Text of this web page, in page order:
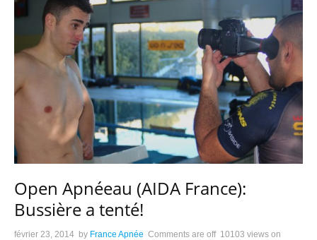
Open Apnéeau (AIDA France):
Bussière a tenté!
février 23, 2014 by France Apnée Comments are off 10103 views on